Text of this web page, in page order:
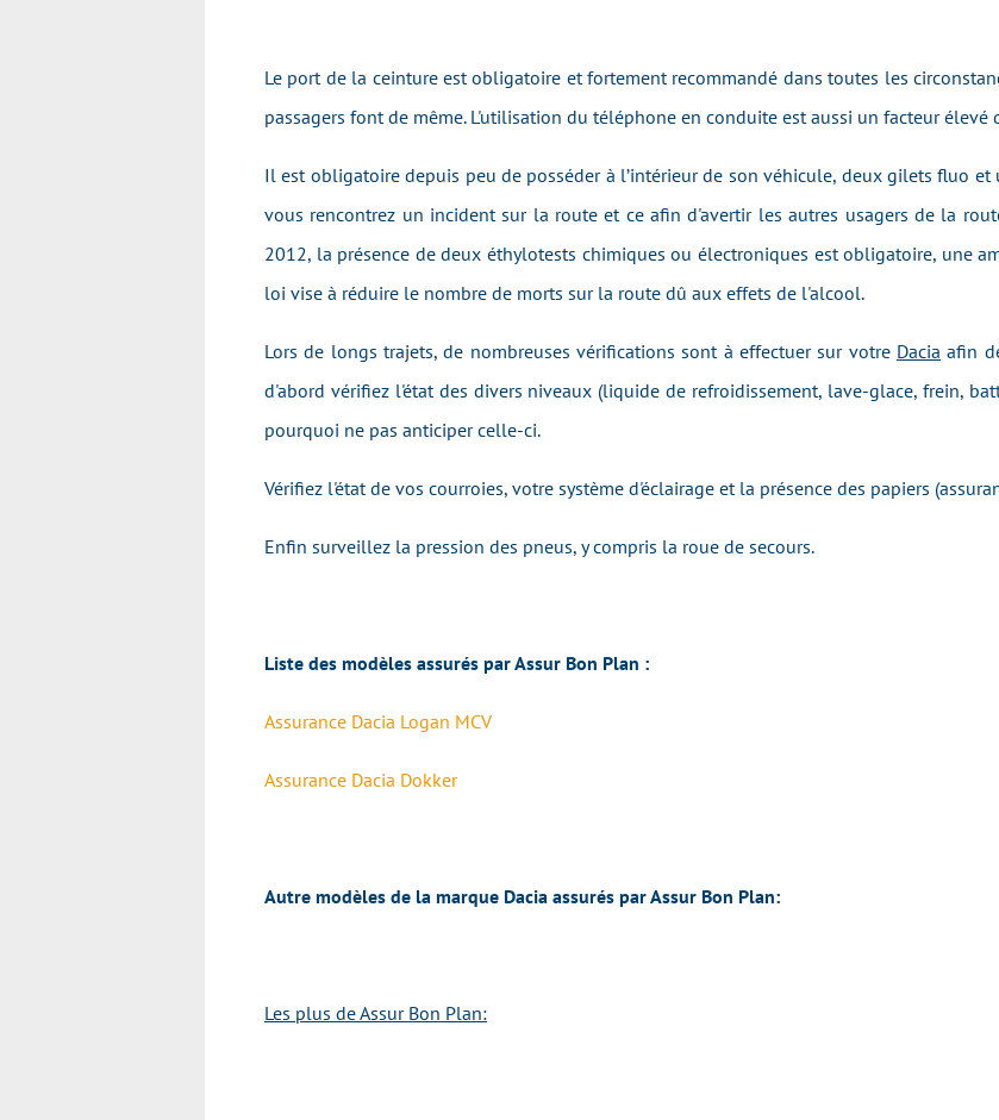
Le port de la ceinture est obligatoire et fortement recommandé dans toutes les
passagers font de même. L'utilisation du téléphone en conduite est aussi un facteur élevé
Il est obligatoire depuis peu de posséder à l’intérieur de son véhicule, deux gilets fluo
vous rencontrez un incident sur la route et ce afin d'avertir les autres usagers de la
2012, la présence de deux éthylotests chimiques ou électroniques est obligatoire, une
loi vise à réduire le nombre de morts sur la route dû aux effets de l'alcool.
Lors de longs trajets, de nombreuses vérifications sont à effectuer sur votre Dacia afin
d'abord vérifiez l'état des divers niveaux (liquide de refroidissement, lave-glace, frein,
pourquoi ne pas anticiper celle-ci.
Vérifiez l'état de vos courroies, votre système d'éclairage et la présence des papiers
Enfin surveillez la pression des pneus, y compris la roue de secours.
Liste des modèles assurés parAssur Bon Plan :
Assurance Dacia Logan MCV
Assurance Dacia Dokker
Autre modèles de la marque Dacia assurés parAssur Bon Plan:
Les plus deAssur Bon Plan: